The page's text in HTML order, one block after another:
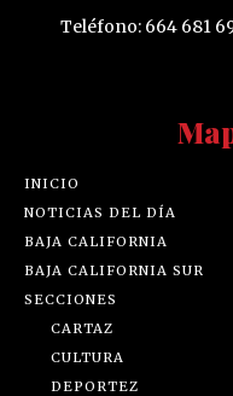
Teléfono: 664 681
INICIO
NOTICIAS DEL DÍA
BAJA CALIFORNIA
BAJA CALIFORNIA SUR
SECCIONES
CARTAZ
CULTURA
DEPORTEZ